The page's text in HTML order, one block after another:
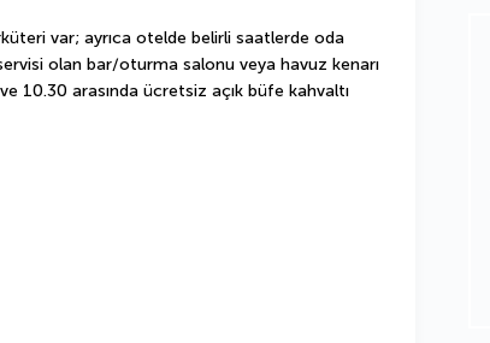
var; ayrıca otelde belirli saatlerde oda
olan bar/oturma salonu veya havuz kenarı
10.30 arasında ücretsiz açık büfe kahvaltı